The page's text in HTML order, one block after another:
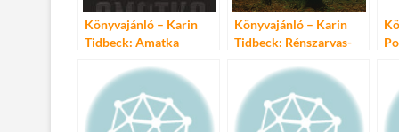
Könyvajánló – Karin
Tidbeck: Amatka
Könyvajánló – Karin
Tidbeck: Rénszarvas-